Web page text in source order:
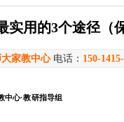
用的3个途径（
家教中心电话： 150-
中心·教研指导组